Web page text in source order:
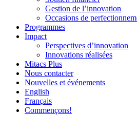
Gestion de l’innovation
Occasions de
Programmes
Impact
Perspectives d’innovation
Innovations réalisées
Mitacs Plus
Nous contacter
Nouvelles et événements
English
Français
Commençons!